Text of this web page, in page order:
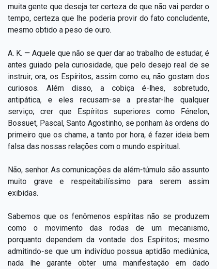
muita gente que deseja ter certeza de que não vai perder o
tempo, certeza que lhe poderia provir do fato concludente,
mesmo obtido a peso de ouro.
A. K. — Aquele que não se quer dar ao trabalho de estudar, é
antes guiado pela curiosidade, que pelo desejo real de se
instruir; ora, os Espíritos, assim como eu, não gostam dos
curiosos. Além disso, a cobiça é-lhes, sobretudo,
antipática, e eles recusam-se a prestar-lhe qualquer
serviço; crer que Espíritos superiores como Fénelon,
Bossuet, Pascal, Santo Agostinho, se ponham às ordens do
primeiro que os chame, a tanto por hora, é fazer ideia bem
falsa das nossas relações com o mundo espiritual.
Não, senhor. As comunicações de além-túmulo são assunto
muito grave e respeitabilíssimo para serem assim
exibidas.
Sabemos que os fenômenos espíritas não se produzem
como o movimento das rodas de um mecanismo,
porquanto dependem da vontade dos Espíritos; mesmo
admitindo-se que um indivíduo possua aptidão mediúnica,
nada lhe garante obter uma manifestação em dado